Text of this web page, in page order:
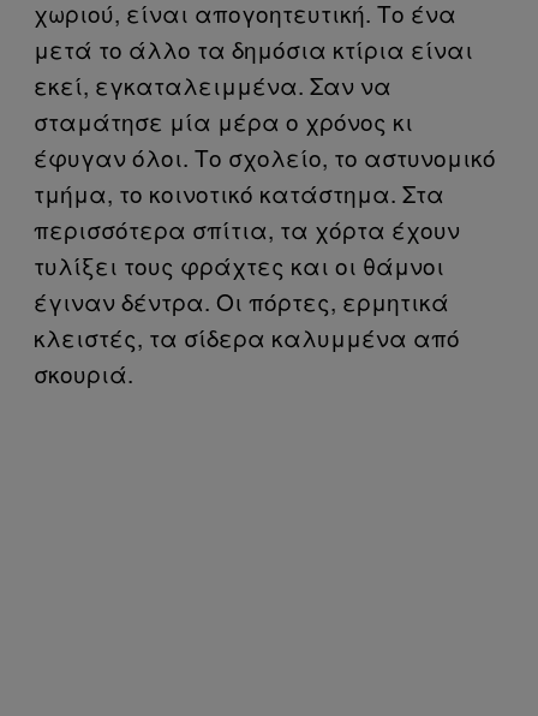
χωριού, είναι απογοητευτική. Το ένα
μετά το άλλο τα δημόσια κτίρια είναι
εκεί, εγκαταλειμμένα. Σαν να
σταμάτησε μία μέρα ο χρόνος κι
έφυγαν όλοι. Το σχολείο, το αστυνομικό
τμήμα, το κοινοτικό κατάστημα. Στα
περισσότερα σπίτια, τα χόρτα έχουν
τυλίξει τους φράχτες και οι θάμνοι
έγιναν δέντρα. Οι πόρτες, ερμητικά
κλειστές, τα σίδερα καλυμμένα από
σκουριά.